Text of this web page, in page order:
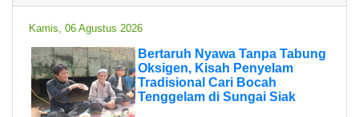
Kamis, 06 Agustus 2026
Bertaruh Nyawa Tanpa Tabung
Oksigen, Kisah Penyelam
Tradisional Cari Bocah
Tenggelam di Sungai Siak